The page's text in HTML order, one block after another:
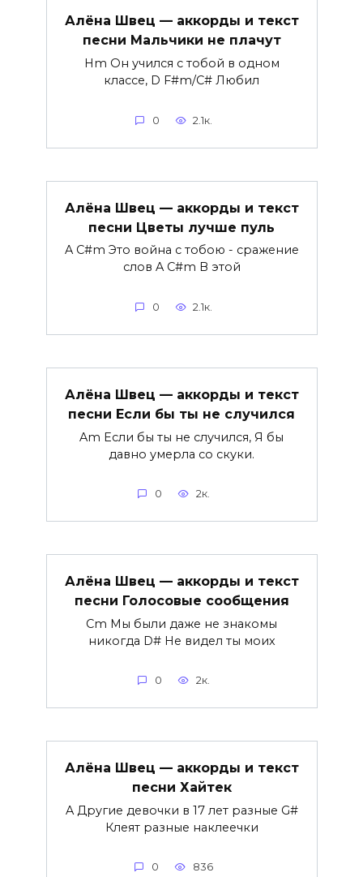
Алёна Швец — аккорды и текст
песни Мальчики не плачут
Hm Он учился с тобой в одном
классе, D F#m/C# Любил
0 2.1к.
Алёна Швец — аккорды и текст
песни Цветы лучше пуль
A C#m Это война с тобою - сражение
слов A C#m В этой
0 2.1к.
Алёна Швец — аккорды и текст
песни Если бы ты не случился
Am Если бы ты не случился, Я бы
давно умерла со скуки.
0 2к.
Алёна Швец — аккорды и текст
песни Голосовые сообщения
Cm Мы были даже не знакомы
никогда D# Не видел ты моих
0 2к.
Алёна Швец — аккорды и текст
песни Хайтек
A Другие девочки в 17 лет разные G#
Клеят разные наклеечки
0 836